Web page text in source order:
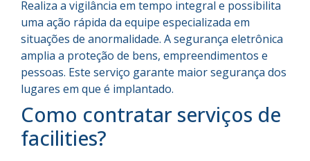
Realiza a vigilância em tempo integral e possibilita
uma ação rápida da equipe especializada em
situações de anormalidade. A segurança eletrônica
amplia a proteção de bens, empreendimentos e
pessoas. Este serviço garante maior segurança dos
lugares em que é implantado.
Como contratar serviços de
facilities?